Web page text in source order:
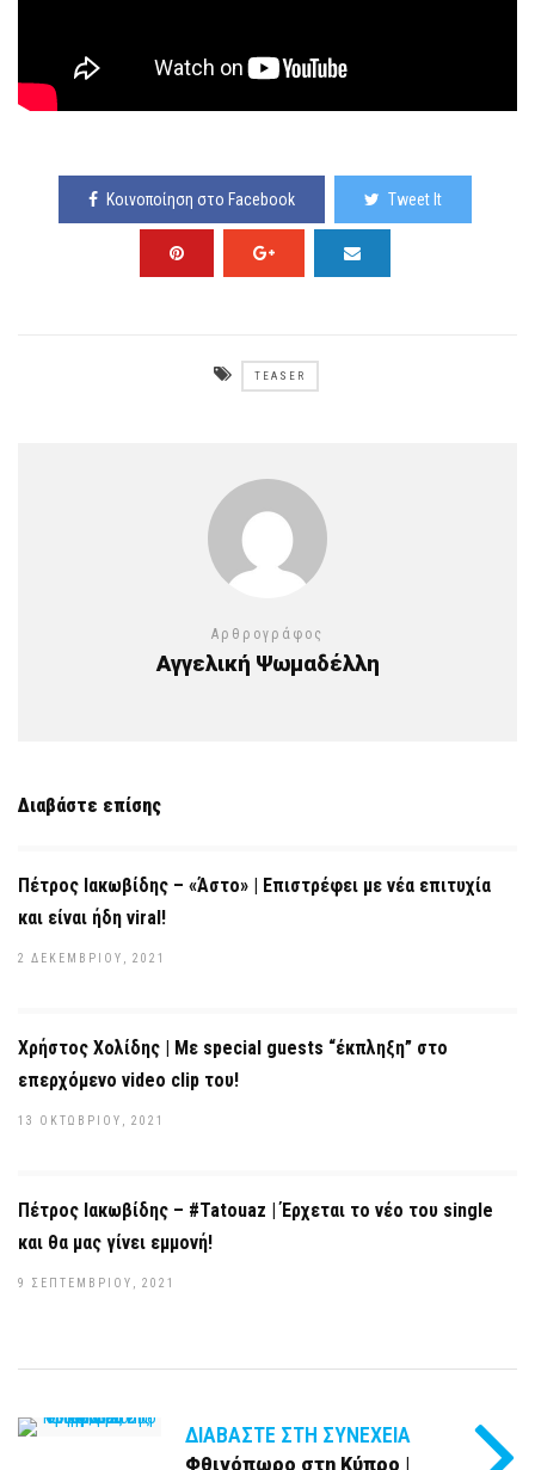
Κοινοποίηση στο Facebook Tweet It
TEASER
Αρθρογράφος
Αγγελική Ψωμαδέλλη
Διαβάστε επίσης
Πέτρος Ιακωβίδης – «Άστο» | Επιστρέφει με νέα επιτυχία
και είναι ήδη viral!
2 ΔΕΚΕΜΒΡΊΟΥ, 2021
Χρήστος Χολίδης | Με special guests “έκπληξη” στο
επερχόμενο video clip του!
13 ΟΚΤΩΒΡΊΟΥ, 2021
Πέτρος Ιακωβίδης – #Tatouaz | Έρχεται το νέο του single
και θα μας γίνει εμμονή!
9 ΣΕΠΤΕΜΒΡΊΟΥ, 2021
ΔΙΑΒΆΣΤΕ ΣΤΗ ΣΥΝΈΧΕΙΑ
Φθινόπωρο στη Κύπρο |